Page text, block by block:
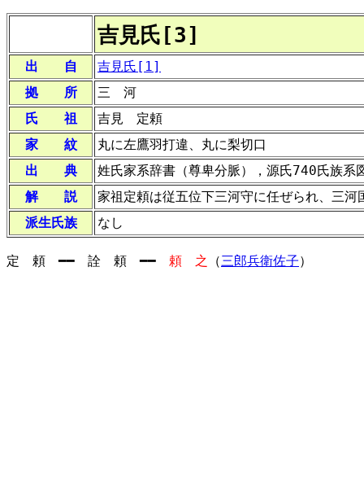
吉見氏[3]
出 自
吉見氏[1]
拠 所
三 河
氏 祖
吉見 定頼
家 紋
丸に左鷹羽打違、丸に梨切口
出 典
姓氏家系辞書（尊卑分脈），源氏740氏族系
解 説
家祖定頼は従五位下三河守に任ぜられ、三河
派生氏族
なし
定 頼 ━━ 詮 頼 ━━ 頼 之 （三郎兵衛佐子）